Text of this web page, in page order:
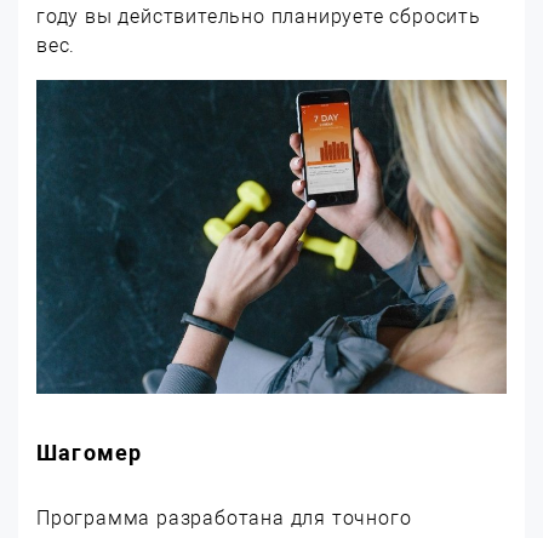
году вы действительно планируете сбросить
вес.
Шагомер
Программа разработана для точного